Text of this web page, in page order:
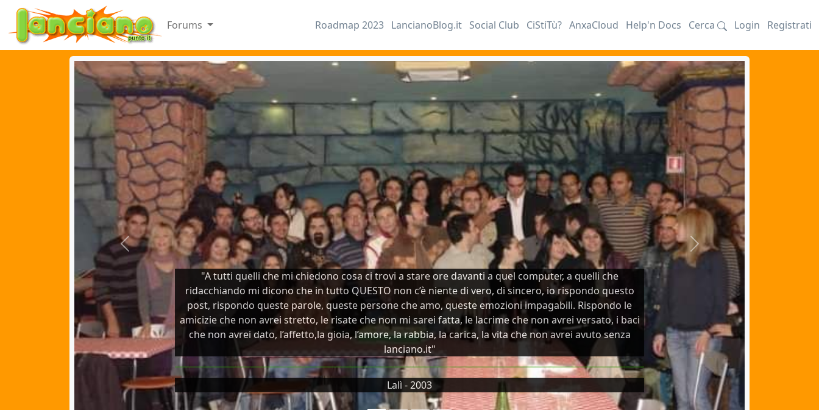
Forums Roadmap 2023 LancianoBlog.it Social Club CiStiTù? AnxaCloud Help'n Docs Cerca Login Registrati
"A tutti quelli che mi chiedono cosa ci trovi a stare ore davanti a quel computer, a quelli che
ridacchiando mi dicono che in tutto QUESTO non c’è niente di vero, di sincero, io rispondo questo
post, rispondo queste parole, queste persone che amo, queste emozioni impagabili. Rispondo le
amicizie che non avrei stretto, le risate che non mi sarei fatta, le lacrime che non avrei versato, i baci
che non avrei dato, l’affetto,la gioia, l’amore, la rabbia, la carica, la vita che non avrei avuto senza
lanciano.it"
Lalì - 2003
Previous Next